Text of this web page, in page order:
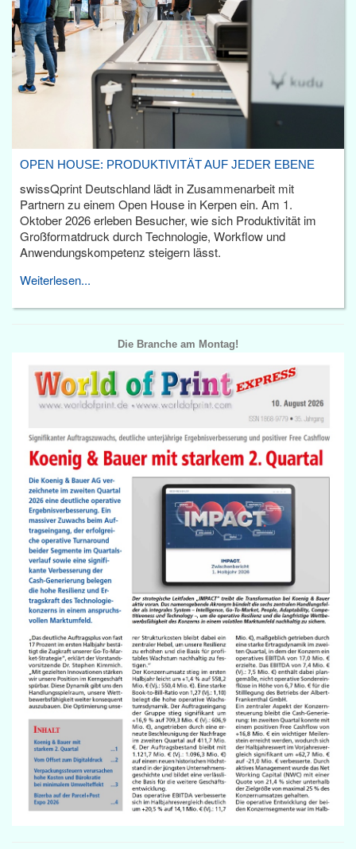
OPEN HOUSE: PRODUKTIVITÄT AUF JEDER EBENE
swissQprint Deutschland lädt in Zusammenarbeit mit
Partnern zu einem Open House in Kerpen ein. Am 1.
Oktober 2026 erleben Besucher, wie sich Produktivität im
Großformatdruck durch Technologie, Workflow und
Anwendungskompetenz steigern lässt.
Weiterlesen...
Die Branche am Montag!